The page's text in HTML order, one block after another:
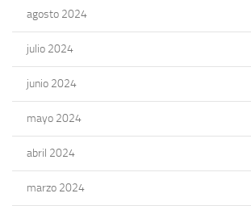
agosto 2024
julio 2024
junio 2024
mayo 2024
abril 2024
marzo 2024